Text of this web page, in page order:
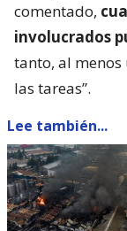
comentado,
involucrados
tanto, al
las tareas”.
Lee también...